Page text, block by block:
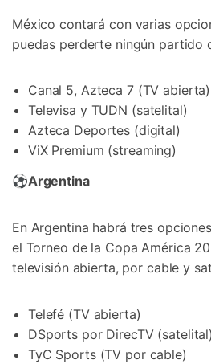
México contará con varias
puedas perderte ningún partido
Canal 5, Azteca 7 (TV abierta)
Televisa y TUDN (satelital)
Azteca Deportes (digital)
ViX Premium (streaming)
⚽Argentina
En Argentina habrá tres
el Torneo de la Copa América
televisión abierta, por cable y
Telefé (TV abierta)
DSports por DirecTV (satelital)
TyC Sports (TV por cable)